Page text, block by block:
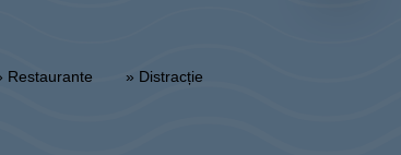
» Restaurante » Distracție